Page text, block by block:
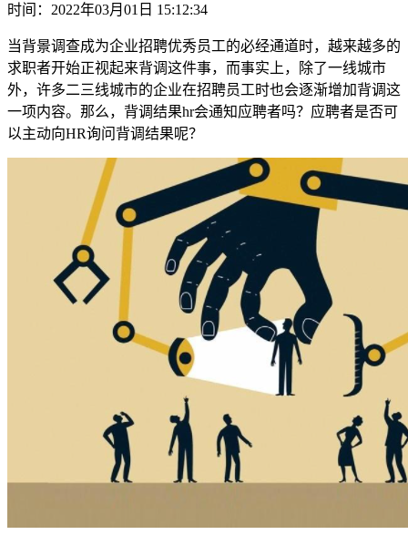
时间：2022年03月01日 15:12:34
当背景调查成为企业招聘优秀员工的必经通道时，越来越多的
求职者开始正视起来背调这件事，而事实上，除了一线城市
外，许多二三线城市的企业在招聘员工时也会逐渐增加背调这
一项内容。那么，背调结果hr会通知应聘者吗？应聘者是否可
以主动向HR询问背调结果呢？